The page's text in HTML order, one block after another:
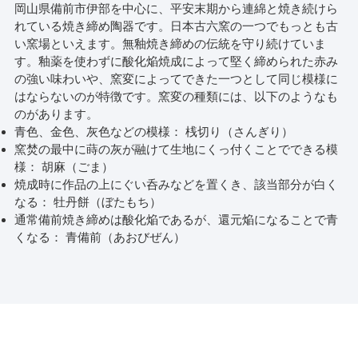
岡山県備前市伊部を中心に、平安末期から連綿と焼き続けら
れている焼き締め陶器です。日本古六窯の一つでもっとも古
い窯場といえます。無釉焼き締めの伝統を守り続けていま
す。釉薬を使わずに酸化焔焼成によって堅く締められた赤み
の強い味わいや、窯変によってできた一つとして同じ模様に
はならないのが特徴です。窯変の種類には、以下のようなも
のがあります。
青色、金色、灰色などの模様： 桟切り（さんぎり）
窯焚の最中に蒔の灰が融けて生地にくっ付くことでできる模
様： 胡麻（ごま）
焼成時に作品の上にぐい呑みなどを置くき、該当部分が白く
なる： 牡丹餅（ぼたもち）
通常備前焼き締めは酸化焔であるが、還元焔になることで青
くなる： 青備前（あおびぜん）